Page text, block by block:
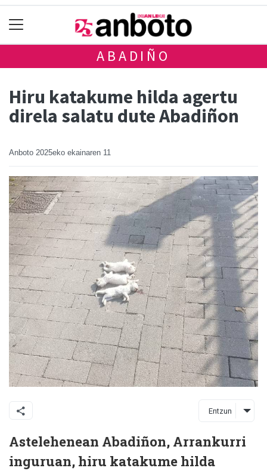
ABADIÑO
Hiru katakume hilda agertu
direla salatu dute Abadiñon
Anboto 2025eko ekainaren 11
Entzun
Astelehenean Abadiñon, Arrankurri
inguruan, hiru katakume hilda